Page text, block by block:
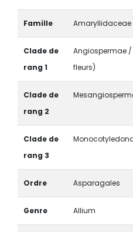
Famille Amaryllidaceae
Clade de
rang 1
Angiospermae
fleurs)
Clade de
rang 2
Clade de
rang 3
Ordre Asparagales
Genre Allium